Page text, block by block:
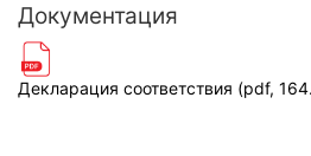
Документация
Декларация соответствия (pdf,